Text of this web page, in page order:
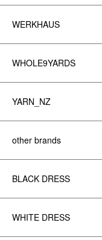
WERKHAUS
WHOLE9YARDS
YARN_NZ
other brands
BLACK DRESS
WHITE DRESS